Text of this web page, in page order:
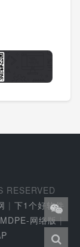
RESERVED
| 下1个好软件
网络版|